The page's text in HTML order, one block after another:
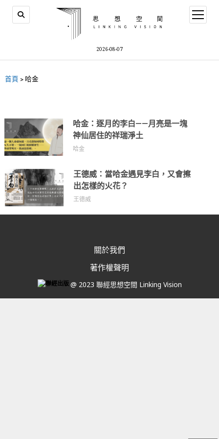
2026-08-07
首頁 > 哈金
哈金：逐月的李白——月亮是一塊
神仙居住的祥瑞淨土
哈金
王德威：當哈金遇見李白，又會擦
出怎樣的火花？
王德威
關於我們
著作權聲明
@ 2023 聯經思想空間 Linking Vision